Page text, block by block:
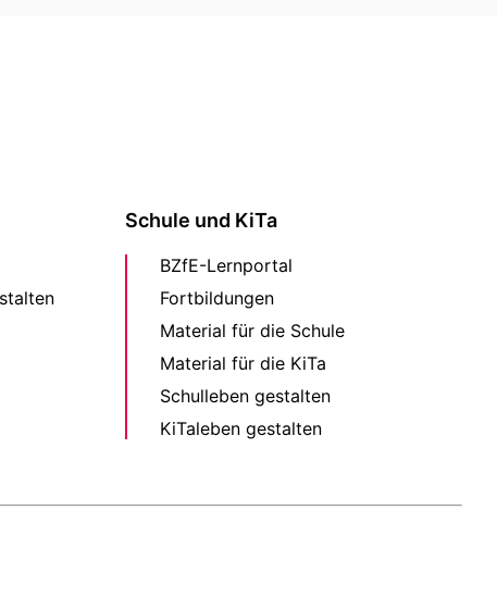
Schule und KiTa
BZfE-Lernportal
Fortbildungen
Material für die Schule
Material für die KiTa
Schulleben gestalten
KiTaleben gestalten